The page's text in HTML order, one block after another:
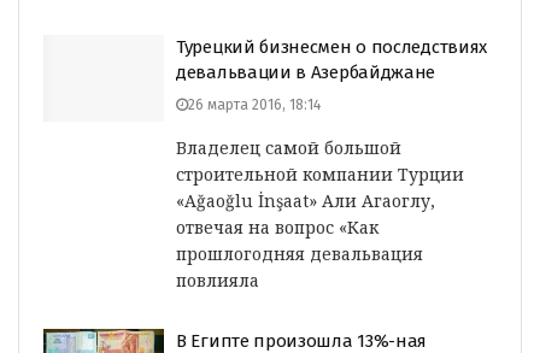
Турецкий бизнесмен о последствиях
девальвации в Азербайджане
26 марта 2016, 18:14
Владелец самой большой
строительной компании Турции
«Ağaoğlu İnşaat» Али Агаоглу,
отвечая на вопрос «Как
прошлогодняя девальвация
повлияла
В Египте произошла 13%-ная